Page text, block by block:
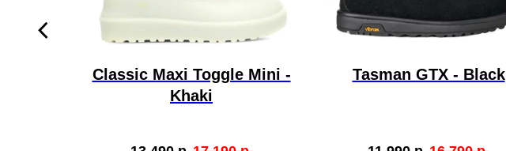
Classic Maxi Toggle Mini -
Khaki
Tasman GTX - Black